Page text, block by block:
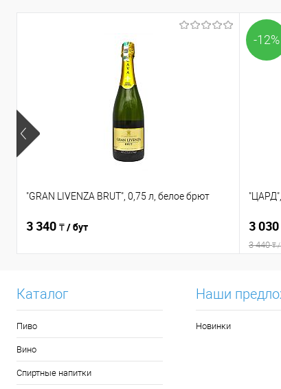
"GRAN LIVENZA BRUT", 0,75 л, белое брют
3 340 ₸ / бут
-12%
3 030
3 440₸ /
Каталог
Пиво
Вино
Спиртные напитки
Наши
Новинки